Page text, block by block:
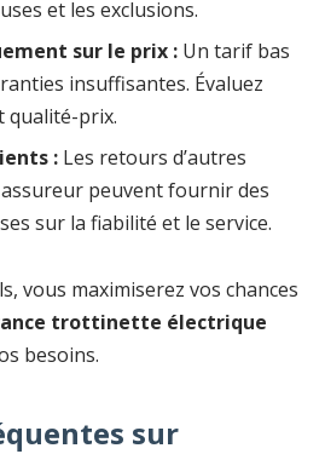
et les exclusions.
sur le prix : Un tarif bas
insuffisantes. Évaluez
prix.
: Les retours d’autres
peuvent fournir des
sur la fiabilité et le service.
vous maximiserez vos chances
trottinette électrique
besoins.
sur